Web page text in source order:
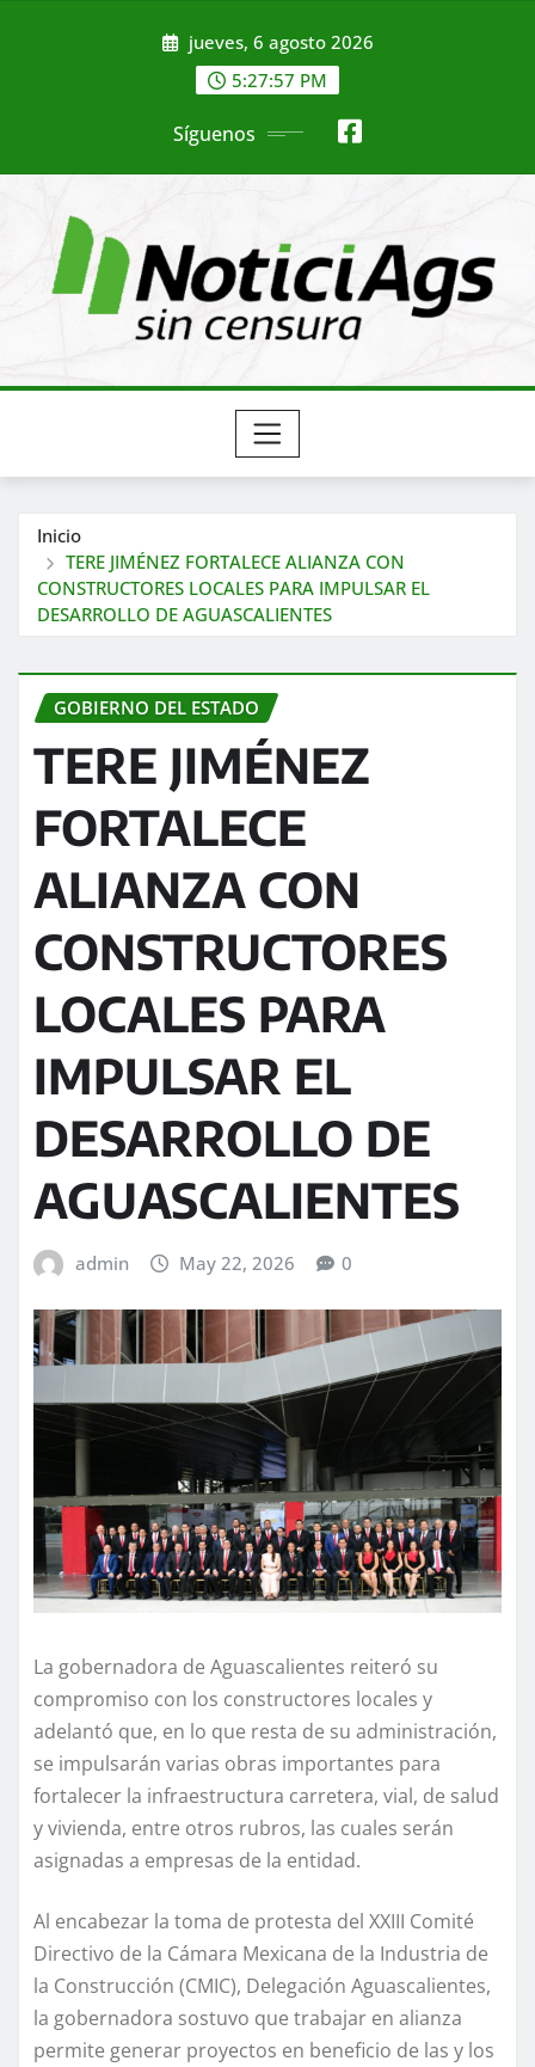
jueves, 6 agosto 2026
5:27:59 PM
Síguenos
Inicio
TERE JIMÉNEZ FORTALECE ALIANZA CON
CONSTRUCTORES LOCALES PARA IMPULSAR EL
DESARROLLO DE AGUASCALIENTES
GOBIERNO DEL ESTADO
TERE JIMÉNEZ
FORTALECE
ALIANZA CON
CONSTRUCTORES
LOCALES PARA
IMPULSAR EL
DESARROLLO DE
AGUASCALIENTES
admin May 22, 2026 0
La gobernadora de Aguascalientes reiteró su
compromiso con los constructores locales y
adelantó que, en lo que resta de su administración,
se impulsarán varias obras importantes para
fortalecer la infraestructura carretera, vial, de salud
y vivienda, entre otros rubros, las cuales serán
asignadas a empresas de la entidad.
Al encabezar la toma de protesta del XXIII Comité
Directivo de la Cámara Mexicana de la Industria de
la Construcción (CMIC), Delegación Aguascalientes,
la gobernadora sostuvo que trabajar en alianza
permite generar proyectos en beneficio de las y los